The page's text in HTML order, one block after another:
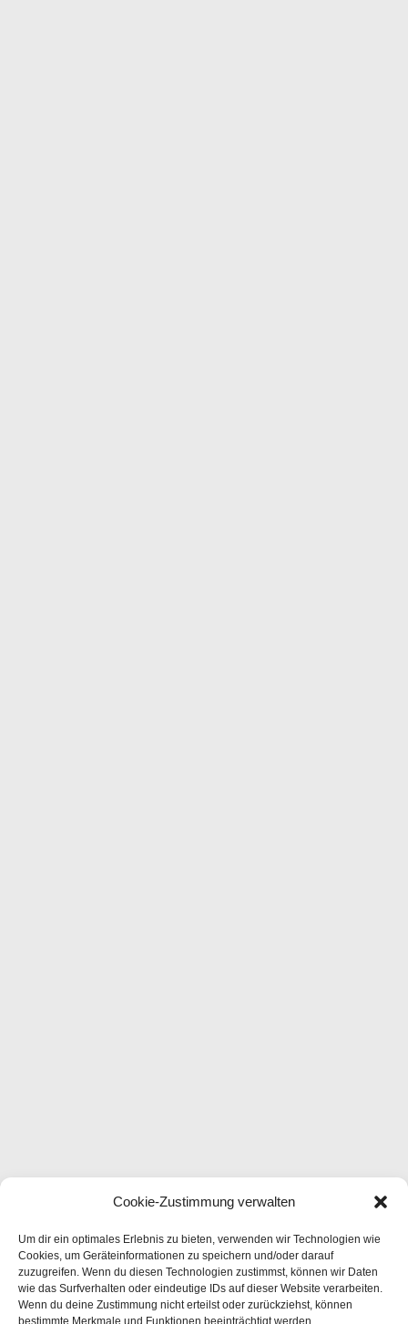
Cookie-Zustimmung verwalten
Um dir ein optimales Erlebnis zu bieten, verwenden wir Technologien wie
Cookies, um Geräteinformationen zu speichern und/oder darauf
zuzugreifen. Wenn du diesen Technologien zustimmst, können wir Daten
wie das Surfverhalten oder eindeutige IDs auf dieser Website verarbeiten.
Wenn du deine Zustimmung nicht erteilst oder zurückziehst, können
bestimmte Merkmale und Funktionen beeinträchtigt werden.